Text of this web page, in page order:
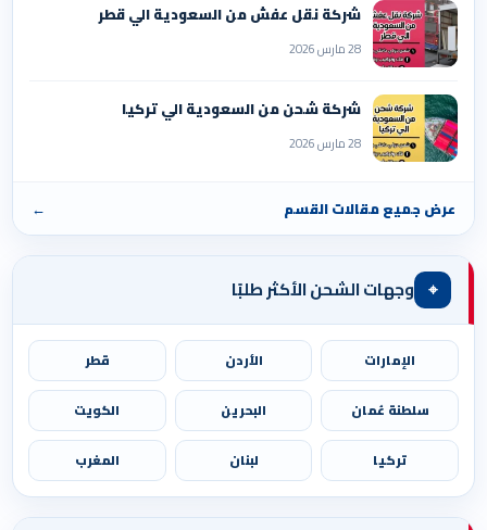
شركة نقل عفش من السعودية الي قطر
28 مارس 2026
شركة شحن من السعودية الي تركيا
28 مارس 2026
عرض جميع مقالات القسم ←
⌖ وجهات الشحن الأكثر طلبًا
الإمارات الأردن قطر
سلطنة عُمان البحرين الكويت
تركيا لبنان المغرب